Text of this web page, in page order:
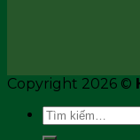
Copyright 2026 ©
Tìm
kiếm: